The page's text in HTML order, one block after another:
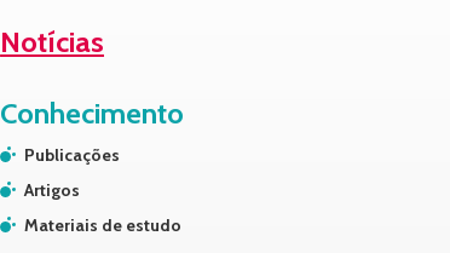
Notícias
Conhecimento
Publicações
Artigos
Materiais de estudo